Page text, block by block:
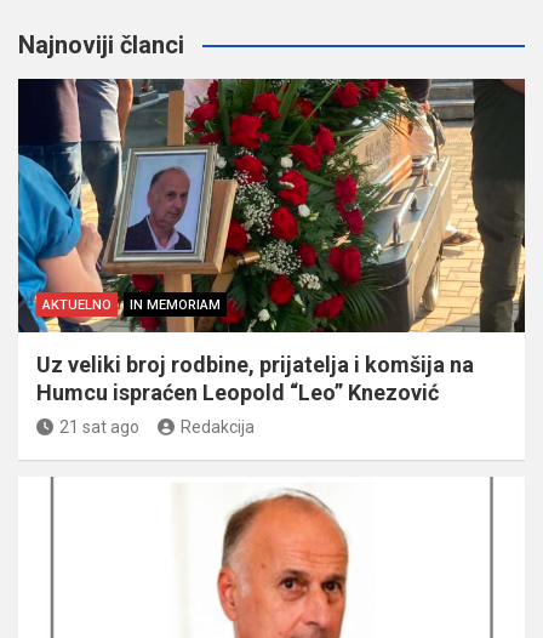
Najnoviji članci
AKTUELNO IN MEMORIAM
Uz veliki broj rodbine, prijatelja i komšija na
Humcu ispraćen Leopold “Leo” Knezović
21 sat ago Redakcija